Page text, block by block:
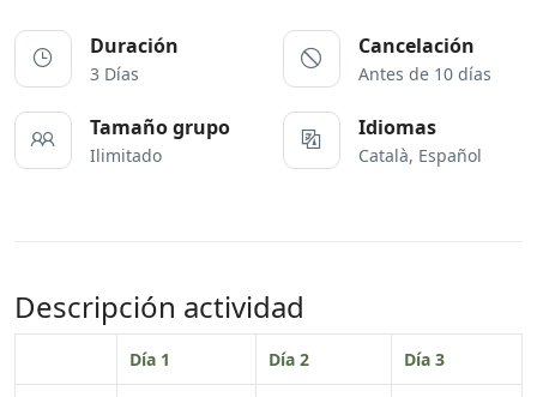
Duración
3 Días
Cancelación
Antes de 10 días
Tamaño grupo
Ilimitado
Idiomas
Català, Español
Descripción actividad
Día 1 Día 2 Día 3